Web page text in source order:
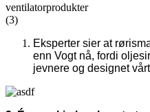
Eksperter sier at
enn Vogt nå, fordi
jevnere og designet